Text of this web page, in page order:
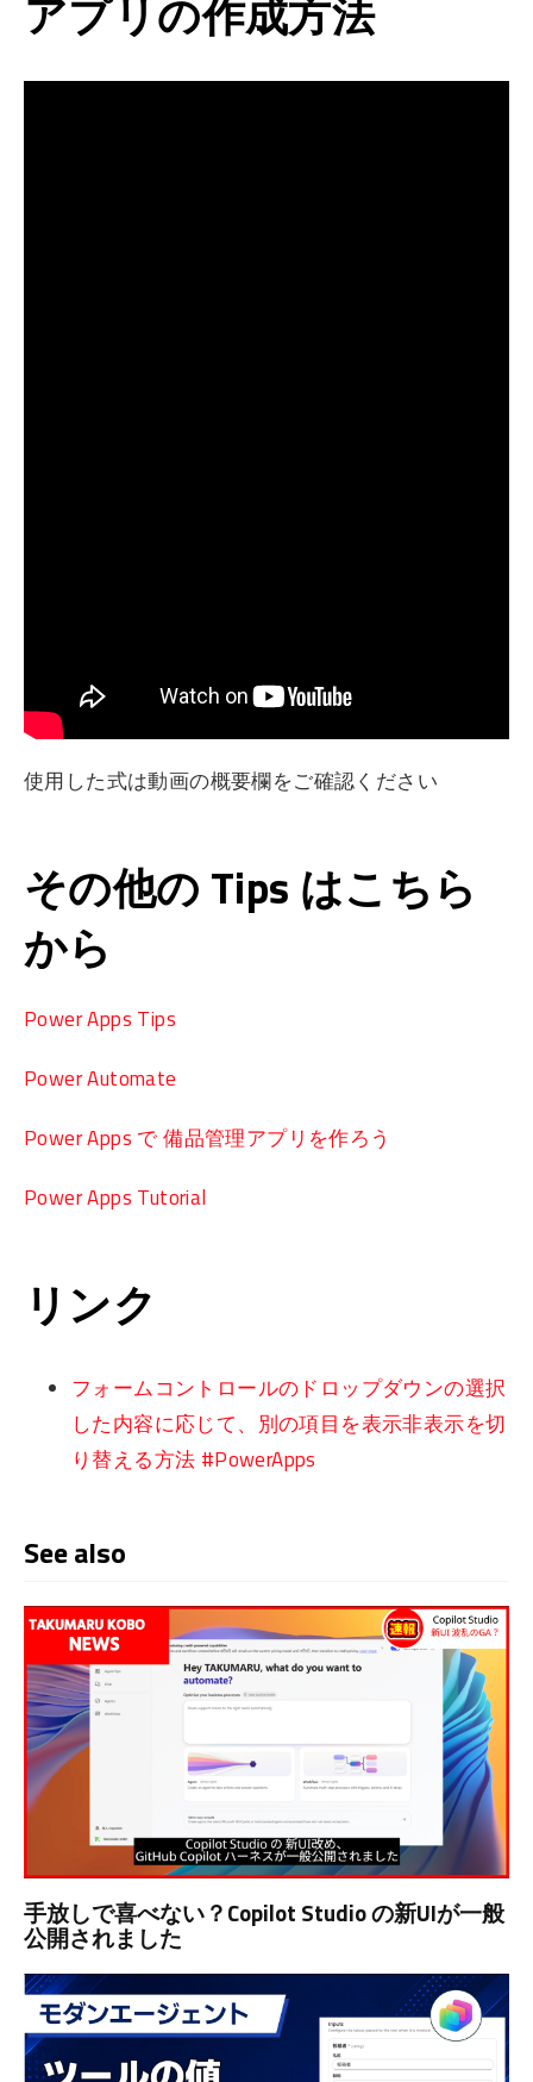
アプリの作成方法
使用した式は動画の概要欄をご確認ください
その他の Tips はこちら
から
Power Apps Tips
Power Automate
Power Apps で 備品管理アプリを作ろう
Power Apps Tutorial
リンク
フォームコントロールのドロップダウンの選択
した内容に応じて、別の項目を表示非表示を切
り替える方法 #PowerApps
See also
手放しで喜べない？Copilot Studio の新UIが一般
公開されました